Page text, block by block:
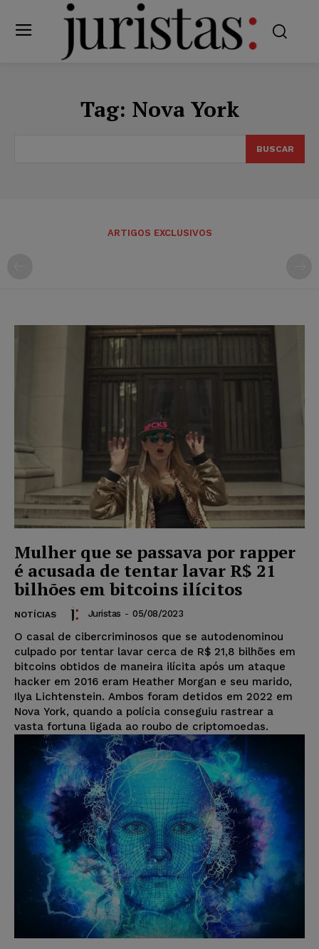
Tag: Nova York
BUSCAR
ARTIGOS EXCLUSIVOS
Mulher que se passava por rapper
é acusada de tentar lavar R$ 21
bilhões em bitcoins ilícitos
NOTÍCIAS Juristas - 05/08/2023
O casal de cibercriminosos que se autodenominou
culpado por tentar lavar cerca de R$ 21,8 bilhões em
bitcoins obtidos de maneira ilícita após um ataque
hacker em 2016 eram Heather Morgan e seu marido,
Ilya Lichtenstein. Ambos foram detidos em 2022 em
Nova York, quando a polícia conseguiu rastrear a
vasta fortuna ligada ao roubo de criptomoedas.